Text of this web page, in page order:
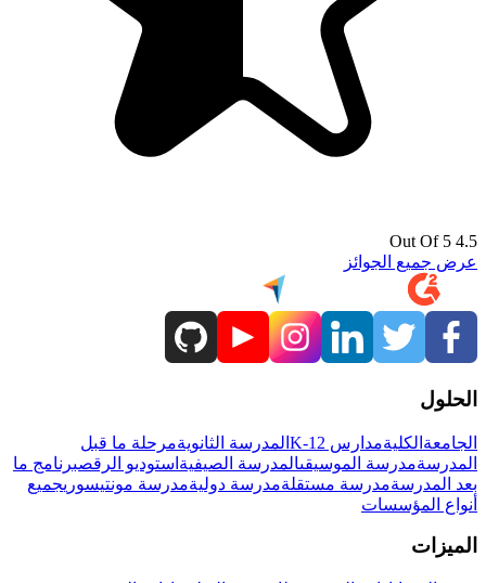
4.5 Out Of 5
عرض جميع الجوائز
الحلول
الجامعة الكليةمدارس K-12 المدرسة الثانويةمرحلة ما قبل
المدرسةمدرسة الموسيقىالمدرسة الصيفية استوديو الرقصبرنامج ما
بعد المدرسةمدرسة مستقلةمدرسة دوليةمدرسة مونتيسوريجميع
أنواع المؤسسات
الميزات